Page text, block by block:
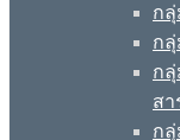
กลุ่
ก
กลุ่
สา
ก